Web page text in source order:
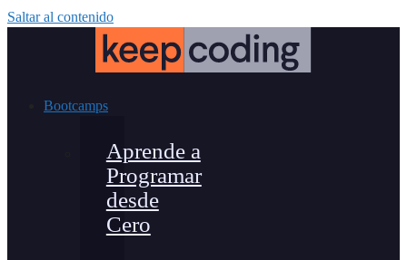
Saltar al contenido
Bootcamps
Aprende a
Programar
desde
Cero